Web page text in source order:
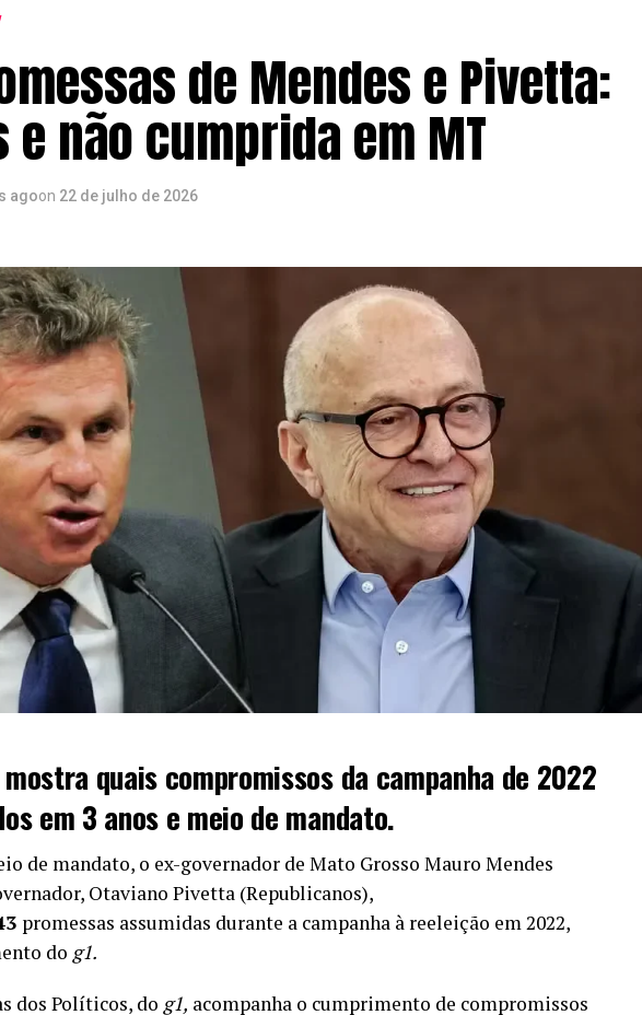
de Mendes e Pivetta:
não cumprida em MT
agoon 22 de julho de 2026
quais compromissos da campanha de 2022
em 3 anos e meio de mandato.
de mandato, o ex-governador de Mato Grosso Mauro Mendes
Otaviano Pivetta (Republicanos),
promessas assumidas durante a campanha à reeleição em 2022,
do g1.
dos Políticos, do g1, acompanha o cumprimento de compromissos